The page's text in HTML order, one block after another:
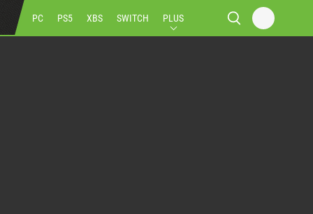
PC PS5 XBS SWITCH PLUS